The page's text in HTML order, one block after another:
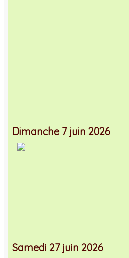
Dimanche 7 juin 2026
Samedi 27 juin 2026